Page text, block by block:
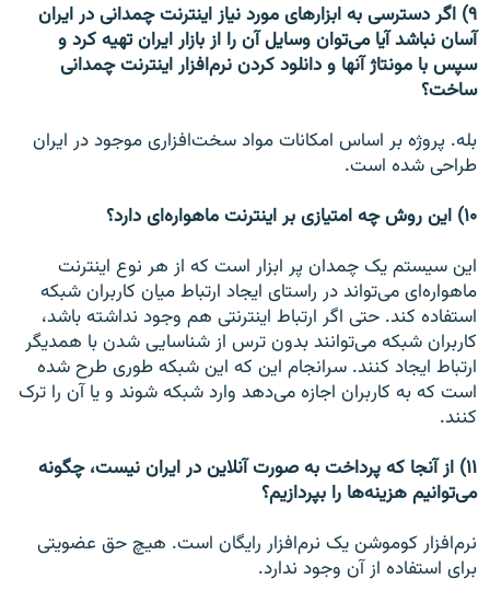
۹) اگر دسترسی به ابزارهای مورد نیاز اینترنت چمدانی در ایران
آسان نباشد آیا می‌توان وسایل آن را از بازار ایران تهیه کرد و
سپس با مونتاژ آنها و دانلود کردن نرم‌افزار اینترنت چمدانی
ساخت؟
بله. پروژه بر اساس امکانات مواد سخت‌افزاری موجود در ایران
طراحی شده است.
۱۰) این روش چه امتیازی بر اینترنت ماهواره‌ای دارد؟
این سیستم یک چمدان پر ابزار است که از هر نوع اینترنت
ماهواره‌ای می‌تواند در راستای ایجاد ارتباط میان کاربران شبکه
استفاده کند. حتی اگر ارتباط اینترنتی هم وجود نداشته باشد،‌
کاربران شبکه می‌توانند بدون ترس از شناسایی شدن با همدیگر
ارتباط ایجاد کنند. سرانجام این که این شبکه طوری طرح شده
است که به کاربران اجازه می‌دهد وارد شبکه شوند و یا آن را ترک
کنند.
۱۱) از آنجا که پرداخت به صورت آنلاین در ایران نیست،‌ چگونه
می‌توانیم هزینه‌ها را بپردازیم؟
نرم‌افزار کوموشن یک نرم‌افزار رایگان است. هیچ حق عضویتی
برای استفاده از آن وجود ندارد.